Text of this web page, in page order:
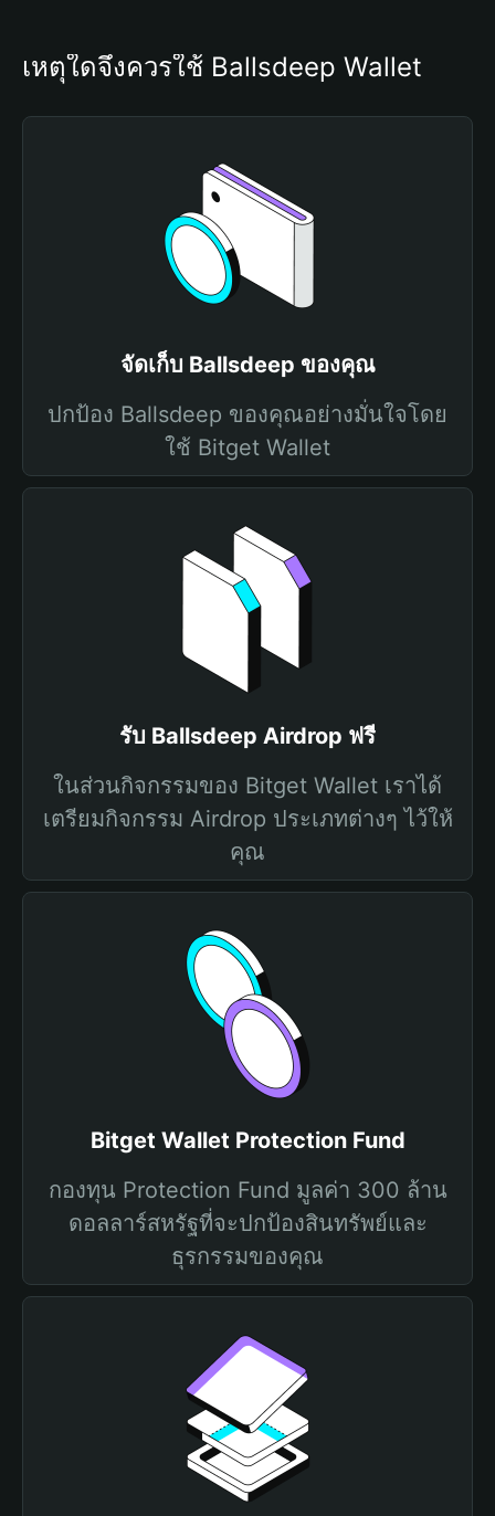
เหตุใดจึงควรใช้ Ballsdeep Wallet
จัดเก็บ Ballsdeep ของคุณ
ปกป้อง Ballsdeep ของคุณอย่างมั่นใจโดย
ใช้ Bitget Wallet
รับ Ballsdeep Airdrop ฟรี
ในส่วนกิจกรรมของ Bitget Wallet เราได้
เตรียมกิจกรรม Airdrop ประเภทต่างๆ ไว้ให้
คุณ
Bitget Wallet Protection Fund
กองทุน Protection Fund มูลค่า 300 ล้าน
ดอลลาร์สหรัฐที่จะปกป้องสินทรัพย์และ
ธุรกรรมของคุณ